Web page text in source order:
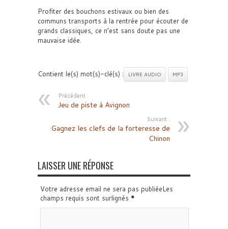
Profiter des bouchons estivaux ou bien des
communs transports à la rentrée pour écouter de
grands classiques, ce n’est sans doute pas une
mauvaise idée.
Contient le(s) mot(s)-clé(s) : LIVRE AUDIO MP3
Précédent :
Jeu de piste à Avignon
Suivant :
Gagnez les clefs de la forteresse de
Chinon
LAISSER UNE RÉPONSE
Votre adresse email ne sera pas publiéeLes
champs requis sont surlignés *